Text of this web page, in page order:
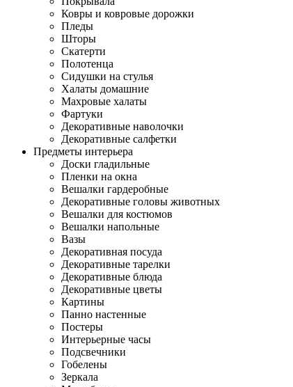
Ковры и ковровые дорожки
Пледы
Шторы
Скатерти
Полотенца
Сидушки на стулья
Халаты домашние
Махровые халаты
Фартуки
Декоративные наволочки
Декоративные салфетки
Предметы интерьера
Доски гладильные
Пленки на окна
Вешалки гардеробные
Декоративные головы животных
Вешалки для костюмов
Вешалки напольные
Вазы
Декоративная посуда
Декоративные тарелки
Декоративные блюда
Декоративные цветы
Картины
Панно настенные
Постеры
Интерьерные часы
Подсвечники
Гобелены
Зеркала